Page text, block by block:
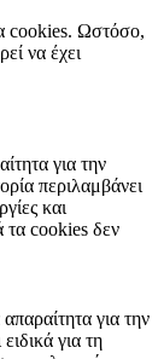
cookies. Ωστόσο,
να έχει
για την
περιλαμβάνει
και
τα cookies δεν
για την
για τη